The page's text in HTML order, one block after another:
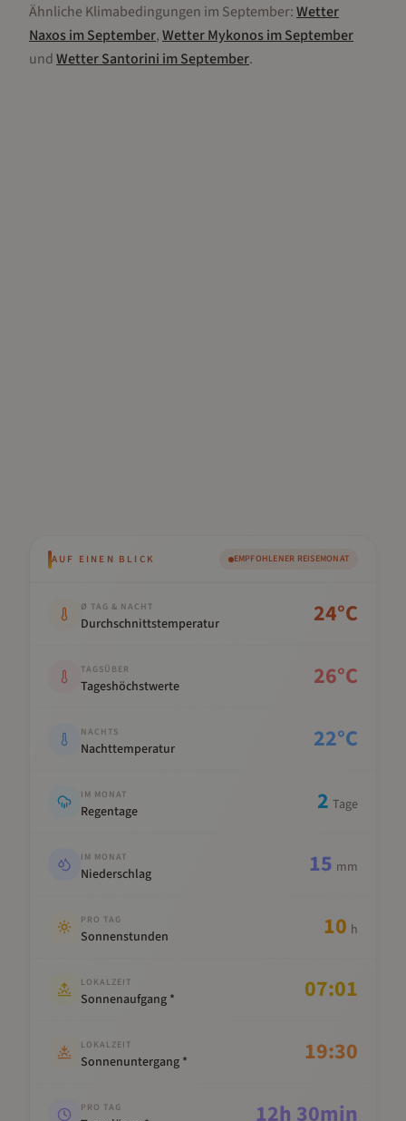
Ähnliche Klimabedingungen im September:Wetter
NaxosimSeptember,WetterMykonosimSeptember
undWetterSantorini imSeptember.
AUF EINEN BLICK EMPFOHLENER REISEMONAT
Ø TAG & NACHT
Durchschnittstemperatur 24°C
TAGSÜBER
Tageshöchstwerte 26°C
NACHTS
Nachttemperatur 22°C
IM MONAT
Regentage 2 Tage
IM MONAT
Niederschlag 15 mm
PRO TAG
Sonnenstunden 10 h
LOKALZEIT
Sonnenaufgang * 07:01
LOKALZEIT
Sonnenuntergang * 19:30
PRO TAG 12h 30min